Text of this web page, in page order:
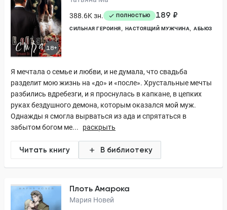
18+
388.6K зн.
ПОЛНОСТЬЮ 189 ₽
СИЛЬНАЯ ГЕРОИНЯ НАСТОЯЩИЙ МУЖЧИНА АБЬЮЗ
Я мечтала о семье и любви, и не думала, что свадьба
разделит мою жизнь на «до» и «после». Хрустальные мечты
разбились вдребезги, и я проснулась в капкане, в цепких
руках бездушного демона, которым оказался мой муж.
Однажды я смогла вырваться из ада и спрятаться в
забытом богом ме...
раскрыть
Читать книгу В библиотеку
Плоть Амарока
Мария Новей